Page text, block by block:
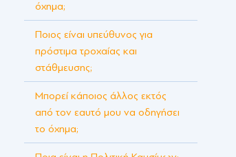
όχημα;
Ποιος είναι υπεύθυνος για
πρόστιμα τροχαίας και
στάθμευσης;
Μπορεί κάποιος άλλος εκτός
από τον εαυτό μου να οδηγήσει
το όχημα;